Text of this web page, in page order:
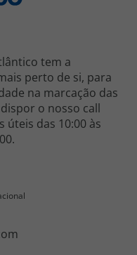
tem a
perto de si, para
na marcação das
o nosso call
das 10:00 às